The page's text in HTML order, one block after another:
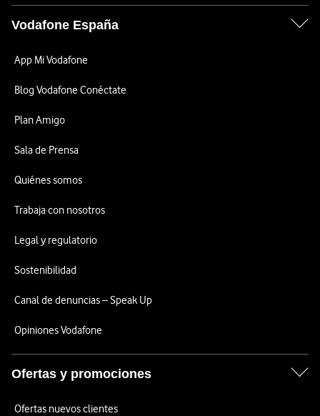
Vodafone España
App Mi Vodafone
Blog Vodafone Conéctate
Plan Amigo
Sala de Prensa
Quiénes somos
Trabaja con nosotros
Legal y regulatorio
Sostenibilidad
Canal de denuncias – Speak Up
Opiniones Vodafone
Ofertas y promociones
Ofertas nuevos clientes